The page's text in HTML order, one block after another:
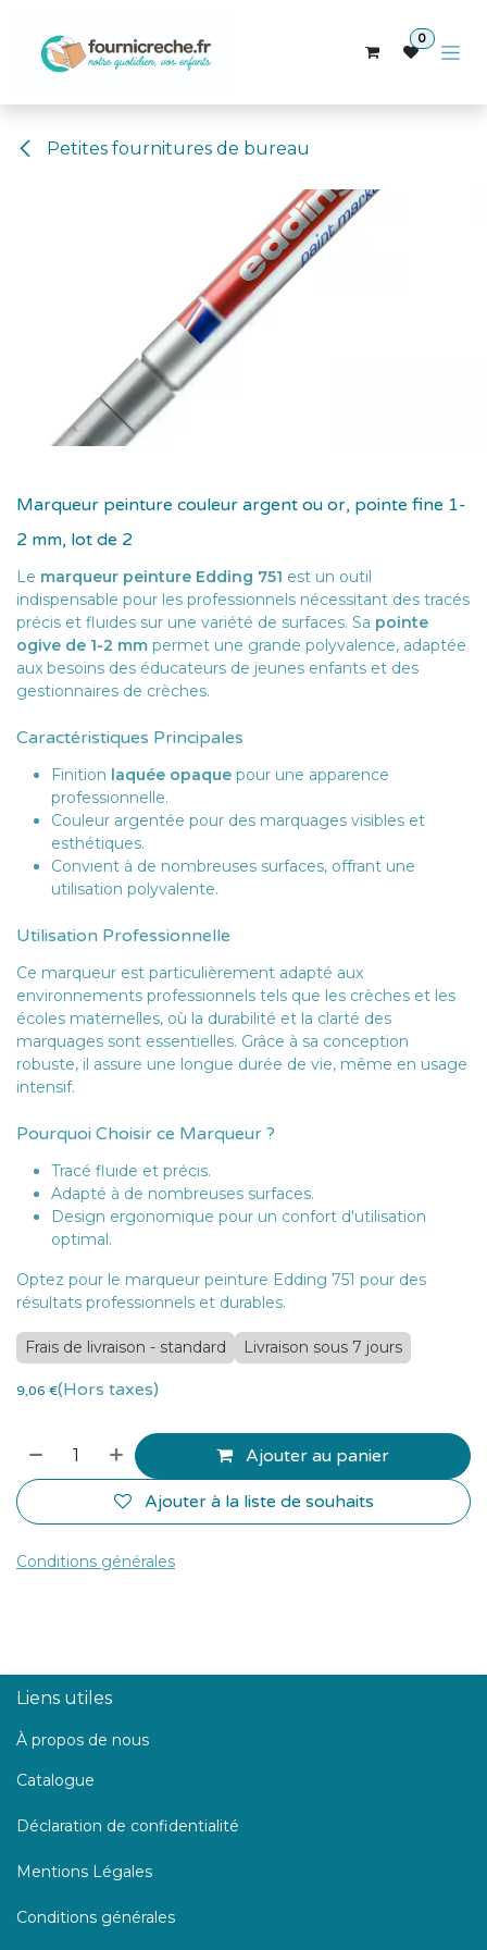
0
Petites fournitures de bureau
Marqueur peinture couleur argent ou or, pointe fine 1-
2 mm, lot de 2
Le marqueur peinture Edding 751 est un outil
indispensable pour les professionnels nécessitant des tracés
précis et fluides sur une variété de surfaces. Sa pointe
ogive de 1-2 mm permet une grande polyvalence, adaptée
aux besoins des éducateurs de jeunes enfants et des
gestionnaires de crèches.
Caractéristiques Principales
Finition laquée opaque pour une apparence
professionnelle.
Couleur argentée pour des marquages visibles et
esthétiques.
Convient à de nombreuses surfaces, offrant une
utilisation polyvalente.
Utilisation Professionnelle
Ce marqueur est particulièrement adapté aux
environnements professionnels tels que les crèches et les
écoles maternelles, où la durabilité et la clarté des
marquages sont essentielles. Grâce à sa conception
robuste, il assure une longue durée de vie, même en usage
intensif.
Pourquoi Choisir ce Marqueur ?
Tracé fluide et précis.
Adapté à de nombreuses surfaces.
Design ergonomique pour un confort d'utilisation
optimal.
Optez pour le marqueur peinture Edding 751 pour des
résultats professionnels et durables.
Frais de livraison - standard Livraison sous 7 jours
9,06 €(Hors taxes)
Ajouter au panier
Ajouter à la liste de souhaits
Conditions générales
Liens utiles
À propos de nous
Catalogue
Déclaration de confidentialité
Mentions Légales
Conditions générales